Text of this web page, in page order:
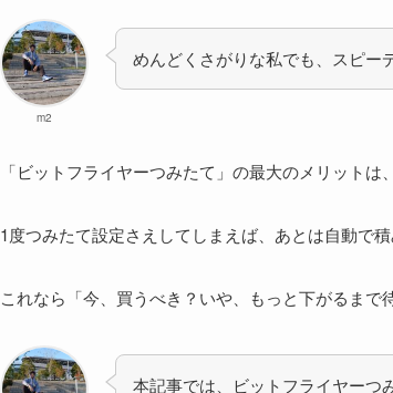
m2
めんどくさがりな私でも、スピー
「ビットフライヤーつみたて」の最大のメリットは
1度つみたて設定さえしてしまえば、あとは自動で
これなら「今、買うべき？いや、もっと下がるまで
本記事では、ビットフライヤーつ